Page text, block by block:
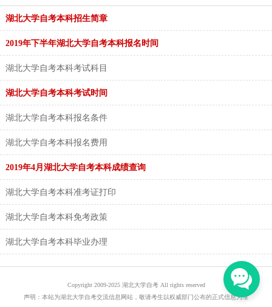
湖北大学自考本科招生简章
2019年下半年湖北大学自考本科报名时间
湖北大学自考本科考试科目
湖北大学自考本科考试时间
湖北大学自考本科报名条件
湖北大学自考本科报名费用
2019年4月湖北大学自考本科成绩查询
湖北大学自考本科准考证打印
湖北大学自考本科免考政策
湖北大学自考本科毕业办理
Copyright 2009-2025 湖北大学自考 All rights reserved
声明：本站为湖北大学自考交流信息网站，敬请考生以权威部门公布的正式信息为准